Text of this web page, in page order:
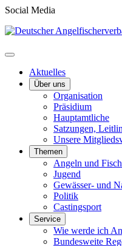
Social Media
Aktuelles
Über uns
Organisation
Präsidium
Hauptamtliche
Satzungen,
Unsere
Themen
Angeln und
Jugend
Gewässer- und
Politik
Castingsport
Service
Wie werde ich
Bundesweite